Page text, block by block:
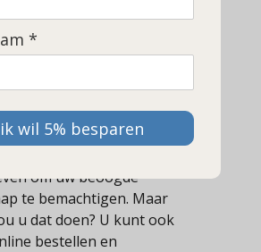
dagelijks.
op zoek naar
schaven, raspen of
Dan kunt u zich
om uw beoogde
te bemachtigen. Maar
u dat doen? U kunt ook
bestellen en
*
ik wil 5% besparen